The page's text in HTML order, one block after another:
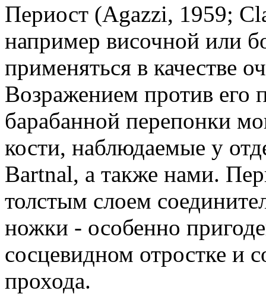
Периост (Agazzi, 1959;
например височной или
применяться в качестве
Возражением против его
барабанной перепонки
кости, наблюдаемые у
Bartnal, а также нами.
толстым слоем
ножки - особенно
сосцевидном отростке и
прохода.